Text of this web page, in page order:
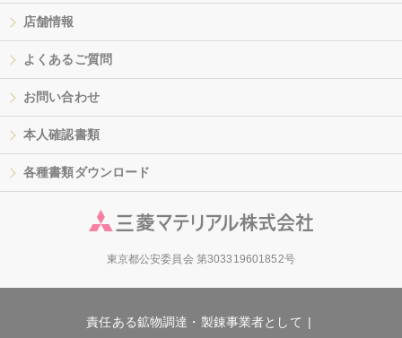
店舗情報
よくあるご質問
お問い合わせ
本人確認書類
各種書類ダウンロード
東京都公安委員会 第303319601852号
責任ある鉱物調達・製錬事業者として